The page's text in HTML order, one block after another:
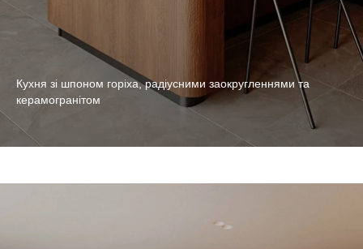
Кухня зі шпоном горіха, радіусними заокругленнями та
керамогранітом